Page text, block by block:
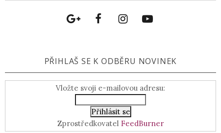
PŘIHLAŠ SE K ODBĚRU NOVINEK
Vložte svoji e-mailovou adresu:
Zprostředkovatel FeedBurner